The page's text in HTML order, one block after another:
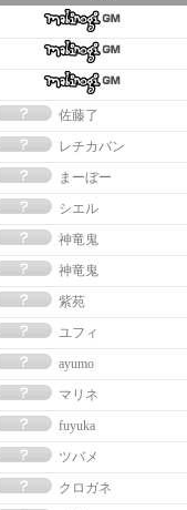
佐藤了
レチカバン
まーぼー
シエル
神竜鬼
神竜鬼
紫苑
ユフィ
ayumo
マリネ
fuyuka
ツバメ
クロガネ